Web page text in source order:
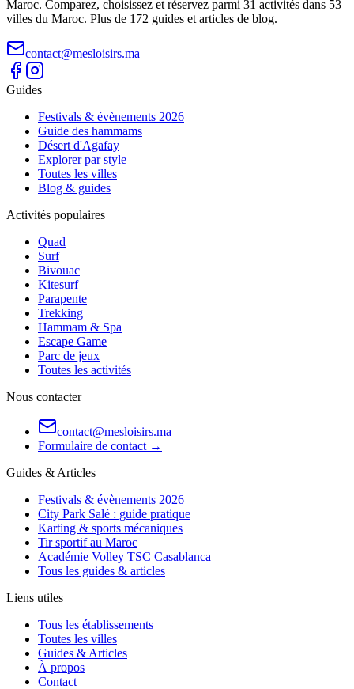
Maroc. Comparez, choisissez et réservez parmi 31 activités dans 53
villes du Maroc. Plus de 172 guides et articles de blog.
contact@mesloisirs.ma
Guides
Festivals & évènements 2026
Guide des hammams
Désert d'Agafay
Explorer par style
Toutes les villes
Blog & guides
Activités populaires
Quad
Surf
Bivouac
Kitesurf
Parapente
Trekking
Hammam & Spa
Escape Game
Parc de jeux
Toutes les activités
Nous contacter
contact@mesloisirs.ma
Formulaire de contact →
Guides & Articles
Festivals & évènements 2026
City Park Salé : guide pratique
Karting & sports mécaniques
Tir sportif au Maroc
Académie Volley TSC Casablanca
Tous les guides & articles
Liens utiles
Tous les établissements
Toutes les villes
Guides & Articles
À propos
Contact